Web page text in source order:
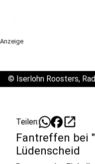
Anzeige
© Iserlohn Roosters,
Teilen: open_in_new
Fantreffen bei
Lüdenscheid